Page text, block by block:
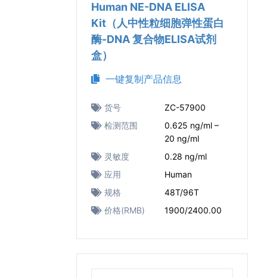
Human NE-DNA ELISA
Kit（人中性粒细胞弹性蛋白
酶-DNA 复合物ELISA试剂
盒）
一键复制产品信息
货号
ZC-57900
检测范围
0.625 ng/ml –
20 ng/ml
灵敏度
0.28 ng/ml
应用
Human
规格
48T/96T
价格(RMB)
1900/2400.00